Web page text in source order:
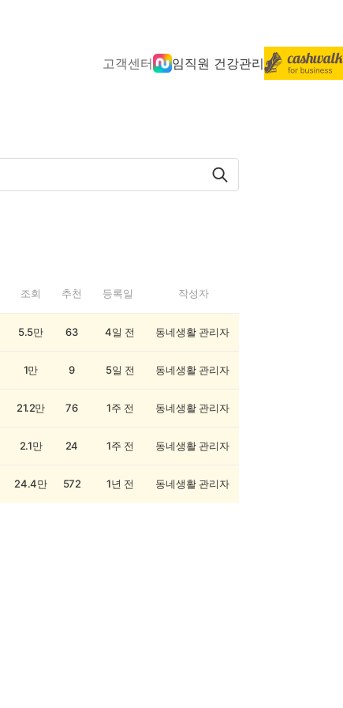
고객센터 임직원 건강관리
조회 추천 등록일 작성자
5.5만 63 4일 전 동네생활 관리자
1만 9 5일 전 동네생활 관리자
21.2만 76 1주 전 동네생활 관리자
2.1만 24 1주 전 동네생활 관리자
24.4만 572 1년 전 동네생활 관리자